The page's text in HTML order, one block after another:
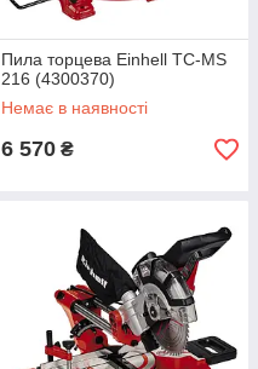
Пила торцева Einhell TC-MS
216 (4300370)
Немає в наявності
6 570 ₴